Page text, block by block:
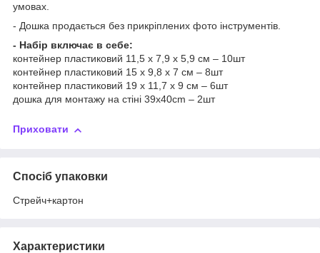
умовах.
- Дошка продається без прикріплених фото інструментів.
- Набір включає в себе:
контейнер пластиковий 11,5 x 7,9 x 5,9 см – 10шт
контейнер пластиковий 15 х 9,8 х 7 см – 8шт
контейнер пластиковий 19 x 11,7 x 9 см – 6шт
дошка для монтажу на стіні 39x40cm – 2шт
Приховати
Спосіб упаковки
Стрейч+картон
Характеристики